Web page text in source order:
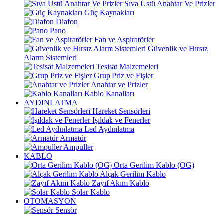
Sıva Üstü Anahtar Ve Prizler
Güç Kaynakları
Diafon
Pano
Fan ve Aspiratörler
Güvenlik ve Hırsız
Alarm Sistemleri
Tesisat Malzemeleri
Grup Priz ve Fişler
Anahtar ve Prizler
Kablo Kanalları
AYDINLATMA
Hareket Sensörleri
Işıldak ve Fenerler
Led Aydınlatma
Armatür
Ampuller
KABLO
Orta Gerilim Kablo (OG)
Alçak Gerilim Kablo
Zayıf Akım Kablo
Solar Kablo
OTOMASYON
Sensör